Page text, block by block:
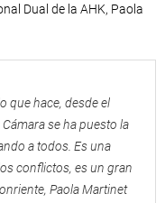
Dual de la AHK, Paola
que hace, desde el
se ha puesto la
a todos. Es una
conflictos, es un gran
Paola Martinet